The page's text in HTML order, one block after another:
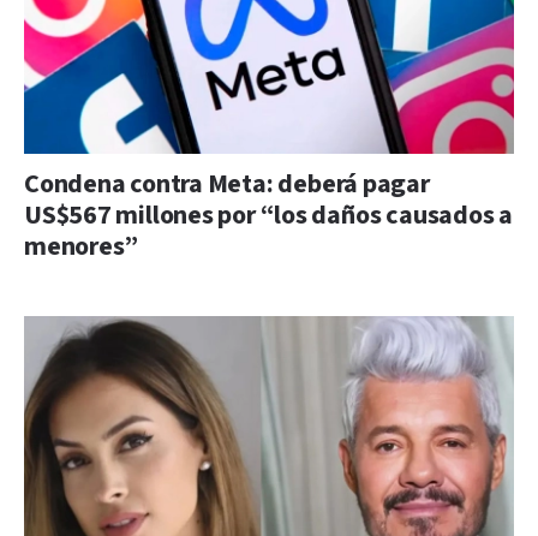
Condena contra Meta: deberá pagar
US$567 millones por “los daños causados a
menores”